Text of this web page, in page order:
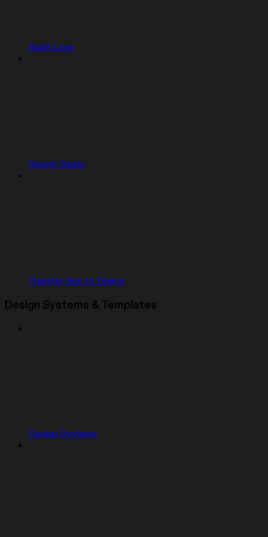
Audit Logs
Viewer Seats
Transfer App to Teams
Design Systems & Templates
Design Systems